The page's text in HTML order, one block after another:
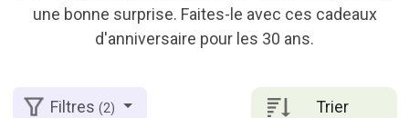
une bonne surprise. Faites-le avec ces cadeaux
d'anniversaire pour les 30 ans.
Trier
Filtres(2)